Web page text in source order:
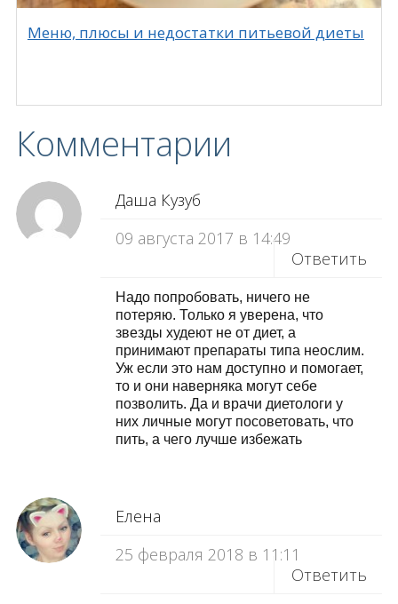
Меню, плюсы и недостатки питьевой диеты
Комментарии
Даша Кузуб
09 августа 2017 в 14:49
Ответить
Надо попробовать, ничего не
потеряю. Только я уверена, что
звезды худеют не от диет, а
принимают препараты типа неослим.
Уж если это нам доступно и помогает,
то и они наверняка могут себе
позволить. Да и врачи диетологи у
них личные могут посоветовать, что
пить, а чего лучше избежать
Елена
25 февраля 2018 в 11:11
Ответить